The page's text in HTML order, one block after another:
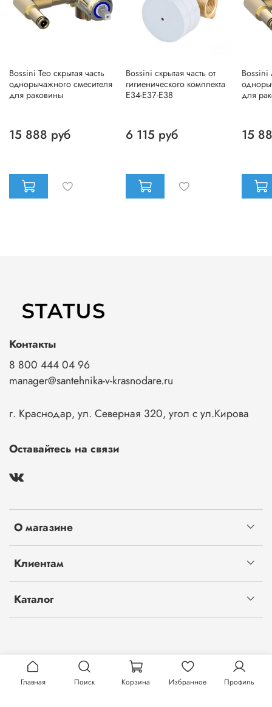
Bossini Teo скрытая часть
однорычажного смесителя
для раковины
15 888 руб
Bossini скрытая часть от
гигиенического комплекта
E34-E37-E38
6 115 руб
Bossini
для
15
О магазине
Клиентам
Каталог
Контакты
8 800 444 04 96
manager@santehnika-v-krasnodare.ru
г. Краснодар, ул. Северная 320, угол с ул.Кирова
Оставайтесь на связи
Главная Поиск Корзина Избранное Профиль